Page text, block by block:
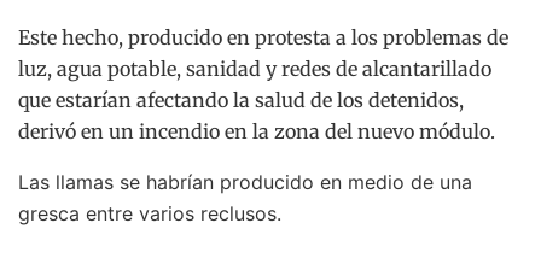
Este hecho, producido en protesta a los problemas de
luz, agua potable, sanidad y redes de alcantarillado
que estarían afectando la salud de los detenidos,
derivó en un incendio en la zona del nuevo módulo.
Las llamas se habrían producido en medio de una
gresca entre varios reclusos.